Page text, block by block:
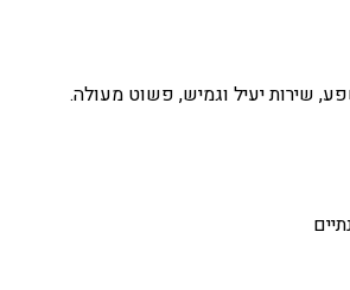
שירות יעיל וגמיש, פשוט מעולה.